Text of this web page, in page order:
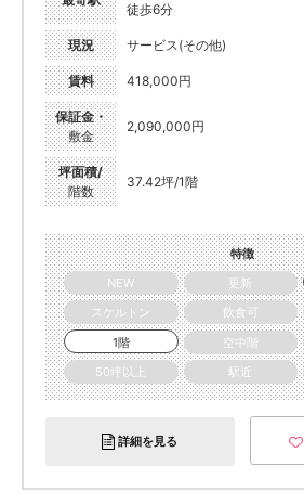
徒歩6分
現況 サービス(その他)
賃料 418,000円
保証金・
敷金
2,090,000円
坪面積/
階数
37.42坪/1階
特徴
NEW
更新
スケルトン
飲食可
1階
空中階
50坪以上
駅近
詳細を見る